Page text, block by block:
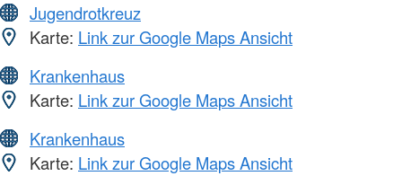
Jugendrotkreuz
Karte: Link zur Google Maps Ansicht
Krankenhaus
Karte: Link zur Google Maps Ansicht
Krankenhaus
Karte: Link zur Google Maps Ansicht